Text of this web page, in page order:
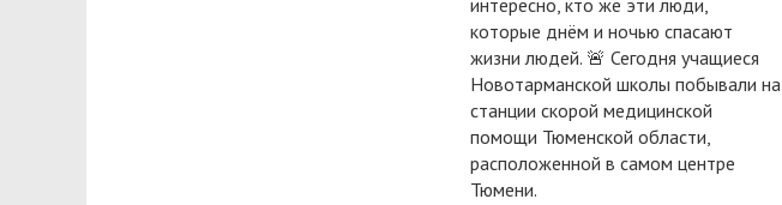
интересно, кто же эти люди,
которые днём и ночью спасают
жизни людей. 🚨 Сегодня учащиеся
Новотарманской школы побывали на
станции скорой медицинской
помощи Тюменской области,
расположенной в самом центре
Тюмени.